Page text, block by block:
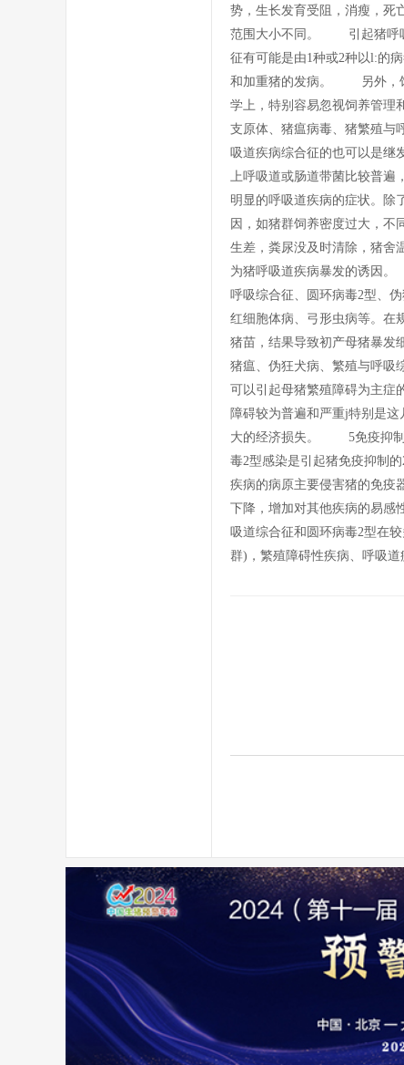
势，生长发育受阻，消瘦，死
范围大小不同。 引起猪呼吸
征有可能是由1种或2种以l:的
和加重猪的发病。 另外，饲
学上，特别容易忽视饲养管理
支原体、猪瘟病毒、猪繁殖与
吸道疾病综合征的也可以是继
上呼吸道或肠道带菌比较普遍
明显的呼吸道疾病的症状。除
因，如猪群饲养密度过大，不
生差，粪尿没及时清除，猪舍
为猪呼吸道疾病暴发的诱因
呼吸综合征、圆环病毒2型、
红细胞体病、弓形虫病等。在
猪苗，结果导致初产母猪暴发
猪瘟、伪狂犬病、繁殖与呼吸
可以引起母猪繁殖障碍为主症
障碍较为普遍和严重j特别是
大的经济损失。 5免疫抑制
毒2型感染是引起猪免疫抑制
疾病的病原主要侵害猪的免疫
下降，增加对其他疾病的易感
吸道综合征和圆环病毒2型在
群)，繁殖障碍性疾病、呼吸道